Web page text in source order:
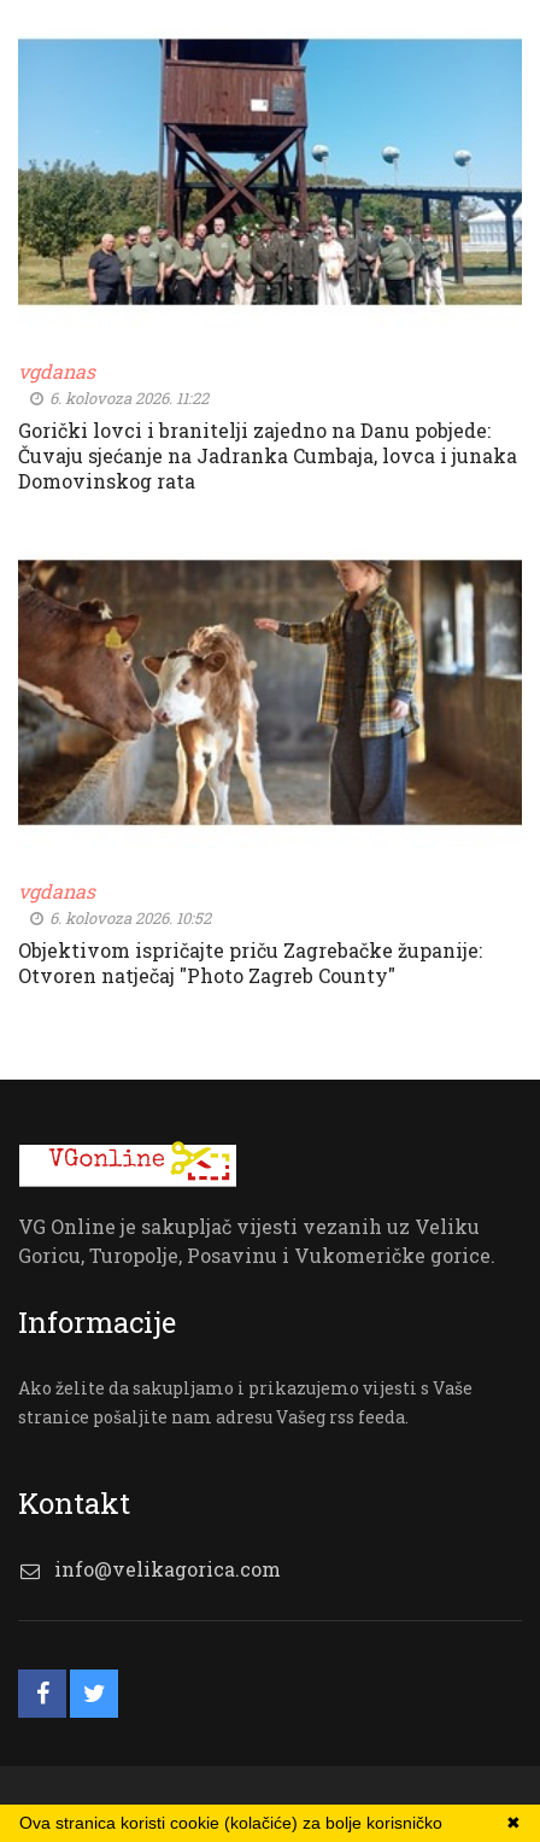
vgdanas
6. kolovoza 2026. 11:22
Gorički lovci i branitelji zajedno na Danu pobjede:
Čuvaju sjećanje na Jadranka Cumbaja, lovca i junaka
Domovinskog rata
vgdanas
6. kolovoza 2026. 10:52
Objektivom ispričajte priču Zagrebačke županije:
Otvoren natječaj "Photo Zagreb County"
VG Online je sakupljač vijesti vezanih uz Veliku
Goricu, Turopolje, Posavinu i Vukomeričke gorice.
Informacije
Ako želite da sakupljamo i prikazujemo vijesti s Vaše
stranice pošaljite nam adresu Vašeg rss feeda.
Kontakt
info@velikagorica.com
© VG Online ✖
Ova stranica koristi cookie (kolačiće) za bolje korisničko